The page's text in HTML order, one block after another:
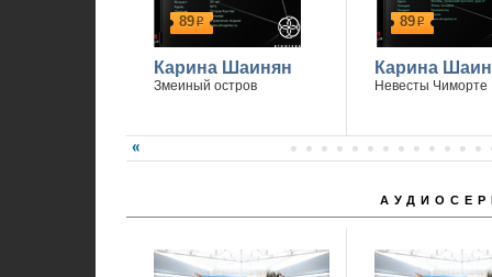
89р
Карина Шаинян
Змеиный остров
89р
Карина
Невесты Чиморте